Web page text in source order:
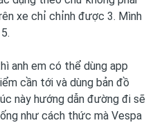
xe chỉ chỉnh được 3. Mình
anh em có thể dùng app
cần tới và dùng bản đồ
này hướng dẫn đường đi sẽ
như cách thức mà Vespa